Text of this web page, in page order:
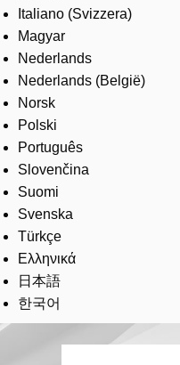
Italiano (Svizzera)
Magyar
Nederlands
Nederlands (België)
Norsk
Polski
Português
Slovenčina
Suomi
Svenska
Türkçe
Ελληνικά
日本語
한국어